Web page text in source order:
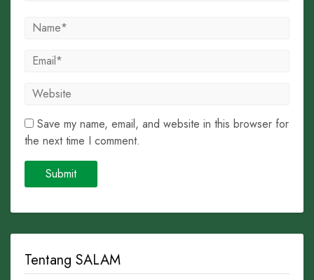
Save my name, email, and website in this browser for
the next time I comment.
Tentang SALAM